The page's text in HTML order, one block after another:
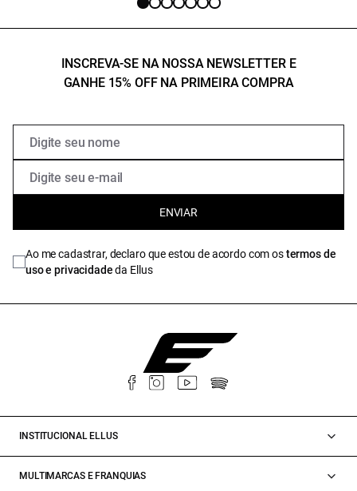
INSCREVA-SE NA NOSSA NEWSLETTER E
GANHE 15% OFF NA PRIMEIRA COMPRA
ENVIAR
Ao me cadastrar, declaro que estou de acordo com ostermos de
uso e privacidadeda Ellus
INSTITUCIONAL ELLUS
MULTIMARCAS E FRANQUIAS